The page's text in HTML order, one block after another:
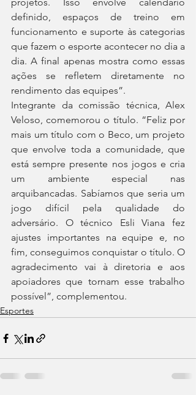
definido, espaços de treino em
funcionamento e suporte às categorias
que fazem o esporte acontecer no dia a
dia. A final apenas mostra como essas
ações se refletem diretamente no
rendimento das equipes”.
Integrante da comissão técnica, Alex
Veloso, comemorou o título. “Feliz por
mais um título com o Beco, um projeto
que envolve toda a comunidade, que
está sempre presente nos jogos e cria
um ambiente especial nas
arquibancadas. Sabíamos que seria um
jogo difícil pela qualidade do
adversário. O técnico Esli Viana fez
ajustes importantes na equipe e, no
fim, conseguimos conquistar o título. O
agradecimento vai à diretoria e aos
apoiadores que tornam esse trabalho
possível”, complementou.
Esportes